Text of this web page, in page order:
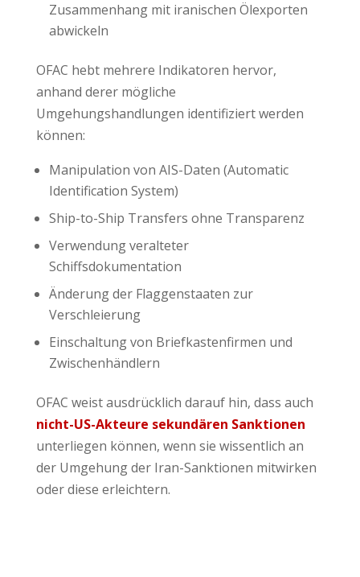
Zusammenhang mit iranischen Ölexporten
abwickeln
OFAC hebt mehrere Indikatoren hervor,
anhand derer mögliche
Umgehungshandlungen identifiziert werden
können:
Manipulation von AIS-Daten (Automatic
Identification System)
Ship-to-Ship Transfers ohne Transparenz
Verwendung veralteter
Schiffsdokumentation
Änderung der Flaggenstaaten zur
Verschleierung
Einschaltung von Briefkastenfirmen und
Zwischenhändlern
OFAC weist ausdrücklich darauf hin, dass auch
nicht-US-Akteure sekundären Sanktionen
unterliegen können, wenn sie wissentlich an
der Umgehung der Iran-Sanktionen mitwirken
oder diese erleichtern.